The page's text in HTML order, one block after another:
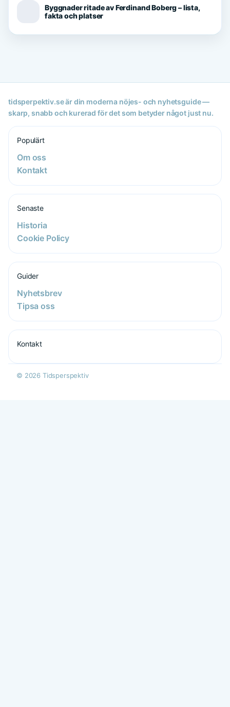
Byggnader ritade av Ferdinand Boberg – lista,
fakta och platser
tidsperpektiv.se är din moderna nöjes- och nyhetsguide —
skarp, snabb och kurerad för det som betyder något just nu.
Populärt
Om oss
Kontakt
Senaste
Historia
Cookie Policy
Guider
Nyhetsbrev
Tipsa oss
Kontakt
© 2026 Tidsperspektiv